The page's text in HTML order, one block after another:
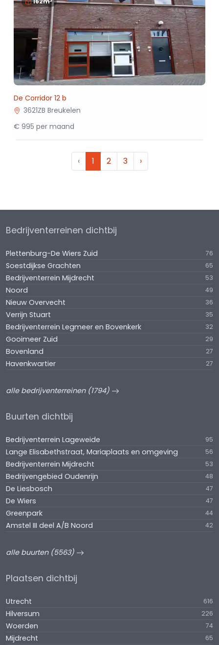
De Corridor 12 b
3621ZB Breukelen
€ 995 per maand
‹ 1 2 3 ›
Bedrijventerreinen dichtbij
Plettenburg-De Wiers Zuid 76
Soestdijkse Grachten 65
Bedrijventerrein Mijdrecht 53
Noord 49
Nieuw Overvecht 36
Verrijn Stuart 35
Bedrijventerrein Legmeer en Bovenkerk 32
Gooimeer Zuid 29
Bovenland 27
Havenkwartier 27
alle bedrijventerreinen (1794)
Buurten dichtbij
Bedrijventerrein Lageweide 95
Lange Elisabethstraat, Mariaplaats en omgeving 56
Bedrijventerrein Mijdrecht 53
Bedrijvengebied Oudenrijn 48
De Liesbosch 47
De Wiers 47
Greenpark 44
Amstel III deel A/B Noord 42
alle buurten (5563)
Plaatsen dichtbij
Utrecht 616
Hilversum 226
Woerden 74
Mijdrecht 65